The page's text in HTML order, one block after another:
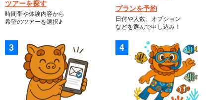
ツアーを探す
時間帯や体験内容から
希望のツアーを選択♪
プランを予約
日付や人数、オプション
などを選んで申し込み！